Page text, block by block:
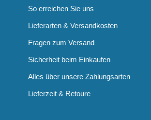
So erreichen Sie uns
Lieferarten & Versandkosten
Fragen zum Versand
Sicherheit beim Einkaufen
Alles über unsere Zahlungsarten
Lieferzeit & Retoure